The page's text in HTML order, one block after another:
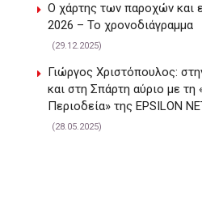
Ο χάρτης των παροχών και
2026 – Το χρονοδιάγραμμα
(29.12.2025)
Γιώργος Χριστόπουλος:
και στη Σπάρτη αύριο με τη
Περιοδεία» της EPSILON
(28.05.2025)